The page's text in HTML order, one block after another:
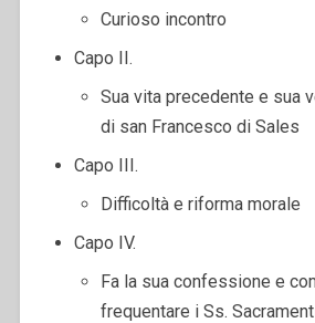
Curioso incontro
Capo II.
Sua vita precedente e sua
di san Francesco di Sales
Capo III.
Difficoltà e riforma morale
Capo IV.
Fa la sua confessione e
frequentare i Ss.